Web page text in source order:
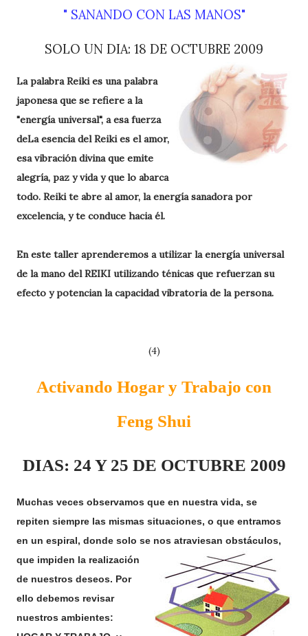
" SANANDO CON LAS MANOS"
SOLO UN DIA: 18 DE OCTUBRE 2009
La palabra Reiki es una palabra
japonesa que se refiere a la
"energía universal", a esa fuerza
deLa esencia del Reiki es el amor,
esa vibración divina que emite
alegría, paz y vida y que lo abarca
todo. Reiki te abre al amor, la energía sanadora por
excelencia, y te conduce hacia él.
En este taller aprenderemos a utilizar la energía universal
de la mano del REIKI utilizando ténicas que refuerzan su
efecto y potencian la capacidad vibratoria de la persona.
(4)
Activando Hogar y Trabajo con
Feng Shui
DIAS: 24 Y 25 DE OCTUBRE 2009
Muchas veces observamos que en nuestra vida, se
repiten siempre las mismas situaciones, o que entramos
en un espiral, donde solo se nos atraviesan obstáculos,
que impiden la realización
de nuestros deseos. Por
ello debemos revisar
nuestros ambientes: